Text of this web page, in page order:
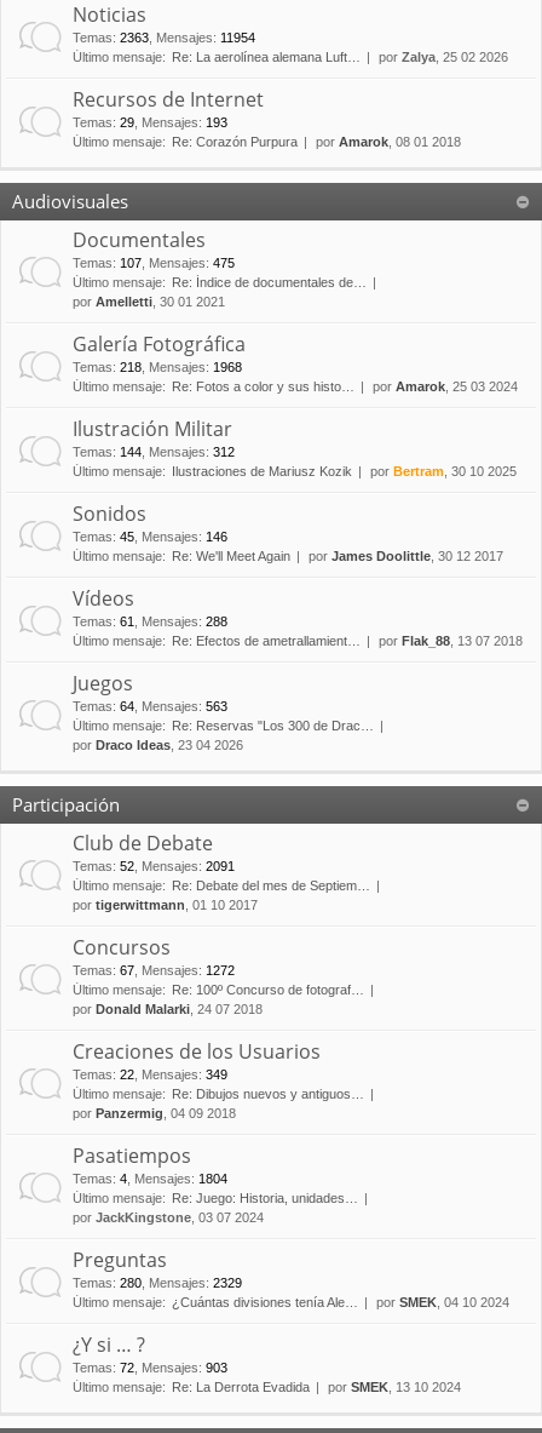
Noticias
Temas: 2363 Mensajes: 11954
Último mensaje:
Re: La aerolínea alemana Luft… por Zalya , 25 02 2026
Recursos de Internet
Temas: 29 Mensajes: 193
Último mensaje:
Re: Corazón Purpura por Amarok , 08 01 2018
Audiovisuales
Documentales
Temas: 107 Mensajes: 475
Último mensaje:
Re: Índice de documentales de…
por Amelletti , 30 01 2021
Galería Fotográfica
Temas: 218 Mensajes: 1968
Último mensaje:
Re: Fotos a color y sus histo… por Amarok , 25 03 2024
Ilustración Militar
Temas: 144 Mensajes: 312
Último mensaje:
Ilustraciones de Mariusz Kozik por Bertram , 30 10 2025
Sonidos
Temas: 45 Mensajes: 146
Último mensaje:
Re: We'll Meet Again por James Doolittle , 30 12 2017
Vídeos
Temas: 61 Mensajes: 288
Último mensaje:
Re: Efectos de ametrallamient… por Flak_88 , 13 07 2018
Juegos
Temas: 64 Mensajes: 563
Último mensaje:
Re: Reservas "Los 300 de Drac…
por Draco Ideas , 23 04 2026
Participación
Club de Debate
Temas: 52 Mensajes: 2091
Último mensaje:
Re: Debate del mes de Septiem…
por tigerwittmann , 01 10 2017
Concursos
Temas: 67 Mensajes: 1272
Último mensaje:
Re: 100º Concurso de fotograf…
por Donald Malarki , 24 07 2018
Creaciones de los Usuarios
Temas: 22 Mensajes: 349
Último mensaje:
Re: Dibujos nuevos y antiguos…
por Panzermig , 04 09 2018
Pasatiempos
Temas: 4 Mensajes: 1804
Último mensaje:
Re: Juego: Historia, unidades…
por JackKingstone , 03 07 2024
Preguntas
Temas: 280 Mensajes: 2329
Último mensaje: ¿Cuántas divisiones tenía Ale… por SMEK , 04 10 2024
¿Y si … ?
Temas: 72 Mensajes: 903
Último mensaje:
Re: La Derrota Evadida por SMEK , 13 10 2024